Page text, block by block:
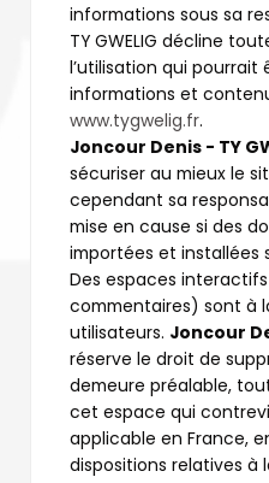
informations sous sa
TY GWELIG décline
l’utilisation qui pourrait
informations et
www.tygwelig.fr.
Joncour Denis - TY
sécuriser au mieux le
cependant sa
mise en cause si des
importées et installées
Des espaces
commentaires) sont à
utilisateurs. Joncour
réserve le droit de
demeure préalable,
cet espace qui
applicable en France,
dispositions relatives à